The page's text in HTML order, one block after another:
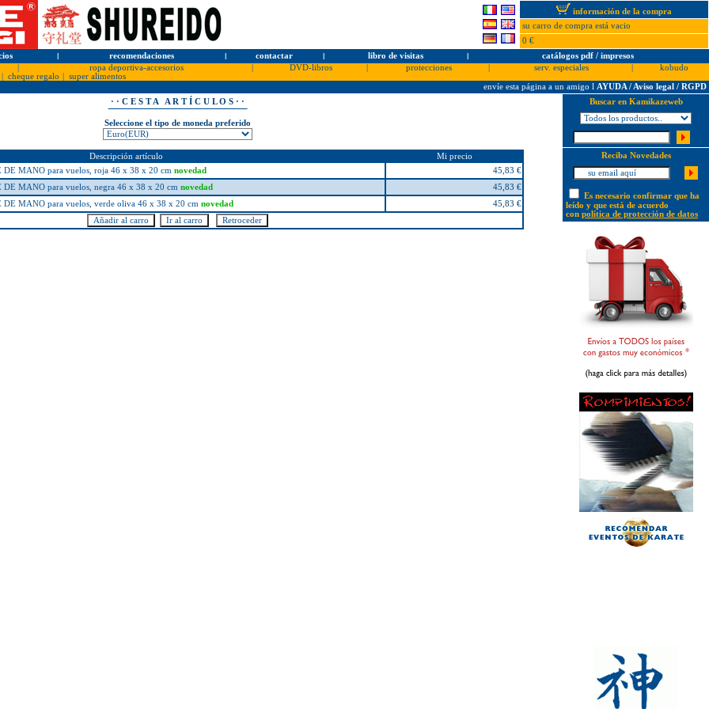
información de la compra
su carro de compra está vacio
0 €
l recomendaciones l contactar l libro de visitas l
catálogos pdf / impresos
ropa deportiva-accesorios DVD-libros protecciones serv. especiales
kobudo
cheque regalo
super alimentos
envíe esta página a un amigo l AYUDA / Aviso legal / RGPD
· · C E S T A A R T Í C U L O S · ·
Seleccione el tipo de moneda preferido
Descripción artículo
Mi precio
MANO para vuelos, roja 46 x 38 x 20 cm novedad
45,83 €
MANO para vuelos, negra 46 x 38 x 20 cm novedad
45,83 €
MANO para vuelos, verde oliva 46 x 38 x 20 cm novedad 45,83 €
Buscar en Kamikazeweb
Reciba Novedades
Es necesario confirmar que ha
leído y que está de acuerdo
con política de protección de datos